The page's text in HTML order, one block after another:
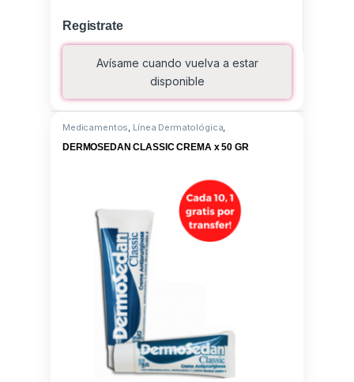
Registrate
Avísame cuando vuelva a estar
disponible
Medicamentos, Línea Dermatológica,
DERMOSEDAN CLASSIC CREMA x 50 GR